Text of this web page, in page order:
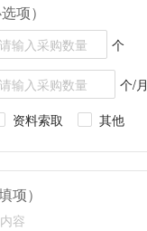
项）
个
个/月
资料索取 其他
项）